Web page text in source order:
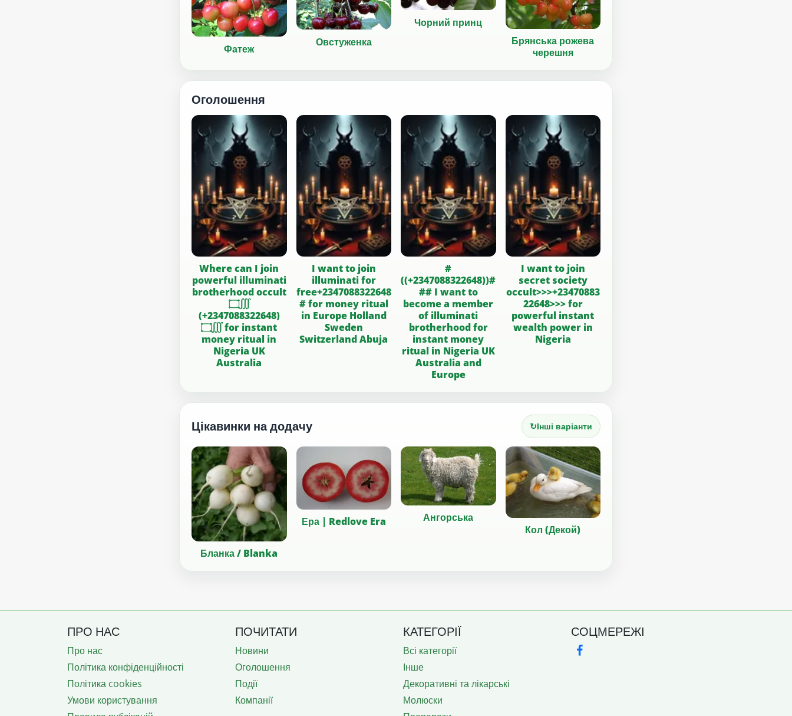
Фатеж
Овстуженка
Чорний принц
Брянська рожева
черешня
Оголошення
Where can I join
powerful illuminati
brotherhood occult
۝∭
(+2347088322648)
۝∭ for instant
money ritual in
Nigeria UK
Australia
I want to join
illuminati for
free+2347088322648
# for money ritual
in Europe Holland
Sweden
Switzerland Abuja
#
((+2347088322648))#
## I want to
become a member
of illuminati
brotherhood for
instant money
ritual in Nigeria UK
Australia and
Europe
I want to join
secret society
occult>>>+23470883
22648>>> for
powerful instant
wealth power in
Nigeria
Цікавинки на додачу ↻Інші варіанти
Бланка / Blanka
Ера | Redlove Era
Ангорська
Кол (Декой)
ПРО НАС
Про нас
Політика конфіденційності
Політика cookies
Умови користування
ПОЧИТАТИ
Новини
Оголошення
Події
Компанії
КАТЕГОРІЇ
Всі категорії
Інше
Декоративні та лікарські
Молюски
СОЦМЕРЕЖІ